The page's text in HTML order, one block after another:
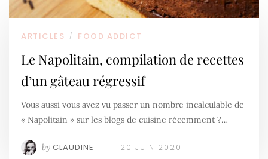
ARTICLES / FOOD ADDICT
Le Napolitain, compilation de recettes
d’un gâteau régressif
Vous aussi vous avez vu passer un nombre incalculable de
« Napolitain » sur les blogs de cuisine récemment ?…
by CLAUDINE 20 JUIN 2020